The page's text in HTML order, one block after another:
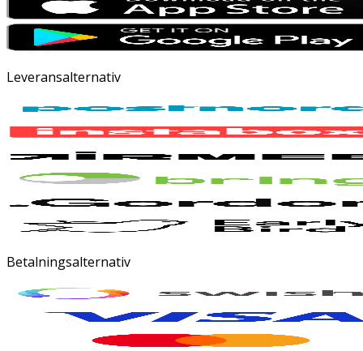
Leveransalternativ
Betalningsalternativ